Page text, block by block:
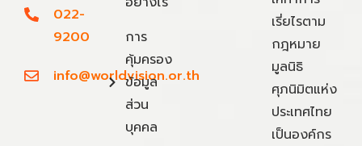
022-
9200
info@worldvision.or.th
การ
คุ้มครอง
ข้อมูล
ส่วน
บุคคล
เรี่ยไรตาม
กฎหมาย
มูลนิธิ
ศุภนิมิตแห่ง
ประเทศไทย
เป็นองค์กร